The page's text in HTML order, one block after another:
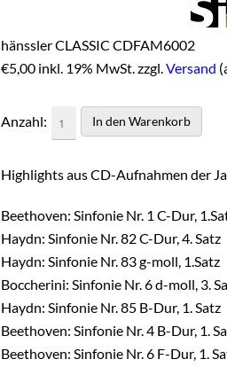
hänssler CLASSIC CDFAM6002
€5,00 inkl. 19% MwSt. zzgl. Versand
Anzahl:
Highlights aus CD-Aufnahmen der
Beethoven: Sinfonie Nr. 1 C-Dur,
Haydn: Sinfonie Nr. 82 C-Dur, 4. Satz
Haydn: Sinfonie Nr. 83 g-moll, 1.Satz
Boccherini: Sinfonie Nr. 6 d-moll, 3.
Haydn: Sinfonie Nr. 85 B-Dur, 1. Satz
Beethoven: Sinfonie Nr. 4 B-Dur, 1.
Beethoven: Sinfonie Nr. 6 F-Dur, 1.